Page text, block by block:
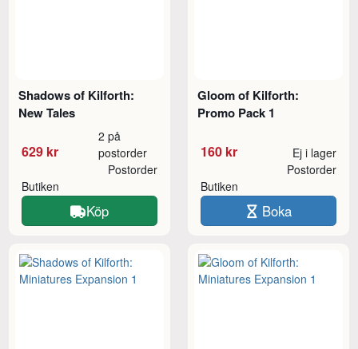
Shadows of Kilforth:
New Tales
629 kr
2 på
postorder
Butiken
Postorder
Köp
Gloom of Kilforth:
Promo Pack 1
160 kr Ej i lager
Butiken
Postorder
Boka